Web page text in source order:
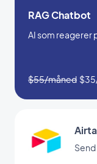
RAG Chatbot
AI som reagerer
$55/måned